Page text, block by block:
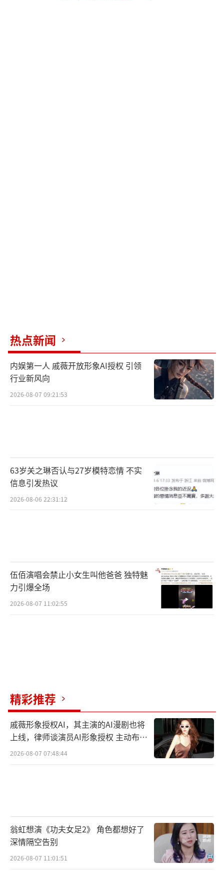
热点新闻
内娱第一人 戚薇开放形象AI授权 引领
行业新风向
2026-08-07 09:21:53
63岁关之琳否认与27岁模特恋情 不实
信息引发热议
2026-08-06 22:31:12
伍佰演唱会禁止小女生叫他爸爸 独特魅
力引爆全场
2026-08-07 11:02:55
精彩推荐
戚薇形象授权AI，其主演的AI漫剧也将
上线，律师谈演员AI形象授权 主动布局
数字资产
2026-08-07 07:48:44
翁虹想演《功夫女足2》 角色都想好了
深情隔空告别
2026-08-07 11:01:51